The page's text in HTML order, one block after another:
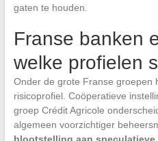
gaten te houden.
Franse banken
welke profielen
Onder de grote Franse groepen
risicoprofiel. Coöperatieve
groep Crédit Agricole
algemeen voorzichtiger